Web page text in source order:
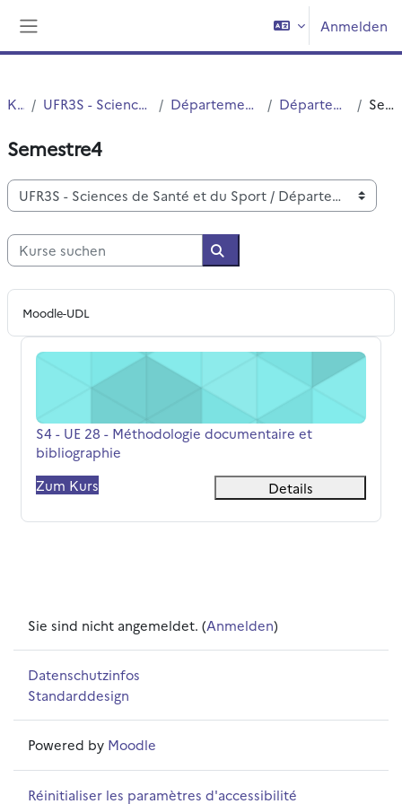
Anmelden
Kurse UFR3S - Sciences de Santé et du Sport Département UFR3S - Médecine Département d’Orthoptie Semestre4
Semestre4
Kursbereiche
Kurse suchen
Kurse suchen
Moodle-UDL
S4 - UE 28 - Méthodologie documentaire et bibliographie
Kursname
S4 - UE 28 - Méthodologie documentaire et
bibliographie
Zum Kurs
Details
Sie sind nicht angemeldet. (Anmelden)
Datenschutzinfos
Standarddesign
Powered by Moodle
Réinitialiser les paramètres d'accessibilité